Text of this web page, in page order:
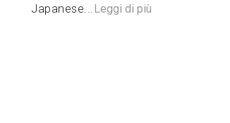
Japanese...Leggi di più